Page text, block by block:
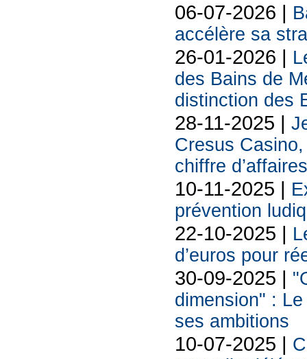
06-07-2026 |
accélère sa
26-01-2026 |
des Bains de
distinction des
28-11-2025 |
Cresus
chiffre d’affaires
10-11-2025 |
prévention
22-10-2025 |
d’euros pour
30-09-2025 |
dimension" :
ses ambitions
10-07-2025 |